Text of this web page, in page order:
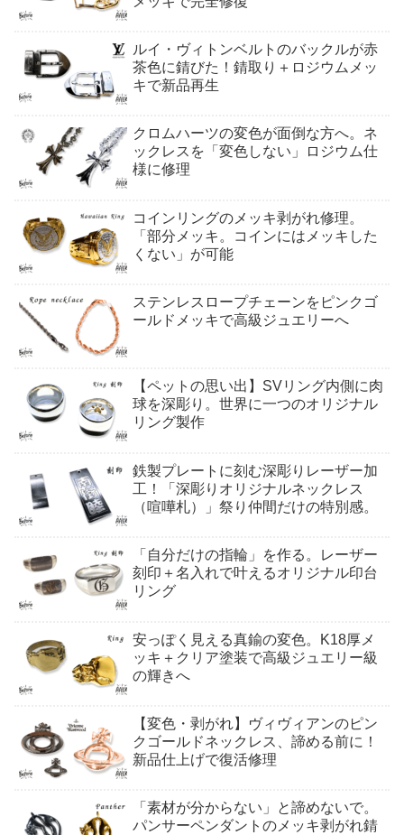
ルイ・ヴィトンベルトのバックルが赤
茶色に錆びた！錆取り＋ロジウムメッ
キで新品再生
クロムハーツの変色が面倒な方へ。ネ
ックレスを「変色しない」ロジウム仕
様に修理
コインリングのメッキ剥がれ修理。
「部分メッキ。コインにはメッキした
くない」が可能
ステンレスロープチェーンをピンクゴ
ールドメッキで高級ジュエリーへ
【ペットの思い出】SVリング内側に肉
球を深彫り。世界に一つのオリジナル
リング製作
鉄製プレートに刻む深彫りレーザー加
工！「深彫りオリジナルネックレス
（喧嘩札）」祭り仲間だけの特別感。
「自分だけの指輪」を作る。レーザー
刻印＋名入れで叶えるオリジナル印台
リング
安っぽく見える真鍮の変色。K18厚メ
ッキ＋クリア塗装で高級ジュエリー級
の輝きへ
【変色・剥がれ】ヴィヴィアンのピン
クゴールドネックレス、諦める前に！
新品仕上げで復活修理
「素材が分からない」と諦めないで。
パンサーペンダントのメッキ剥がれ錆